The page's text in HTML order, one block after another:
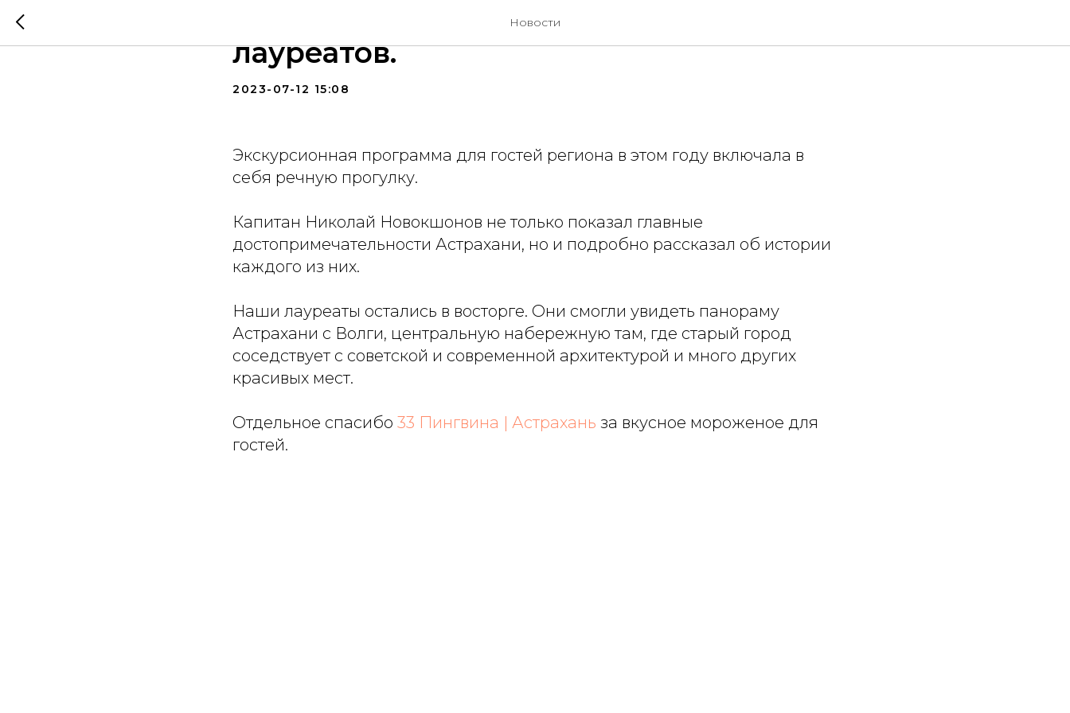
Новости
Экскурсионная программа для
лауреатов.
2023-07-12 15:08
Экскурсионная программа для гостей региона в этом году включала в
себя речную прогулку.
Капитан Николай Новокшонов не только показал главные
достопримечательности Астрахани, но и подробно рассказал об истории
каждого из них.
Наши лауреаты остались в восторге. Они смогли увидеть панораму
Астрахани с Волги, центральную набережную там, где старый город
соседствует с советской и современной архитектурой и много других
красивых мест.
Отдельное спасибо 33 Пингвина | Астрахань за вкусное мороженое для
гостей.